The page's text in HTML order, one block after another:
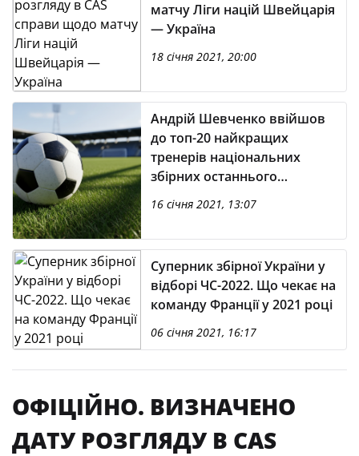
матчу Ліги націй Швейцарія
— Україна
18 січня 2021, 20:00
Андрій Шевченко ввійшов
до топ-20 найкращих
тренерів національних
збірних останнього
десятиріччя у світі за
версією IFFHS
16 січня 2021, 13:07
Суперник збірної України у
відборі ЧС-2022. Що чекає на
команду Франції у 2021 році
06 січня 2021, 16:17
ОФІЦІЙНО. ВИЗНАЧЕНО
ДАТУ РОЗГЛЯДУ В CAS